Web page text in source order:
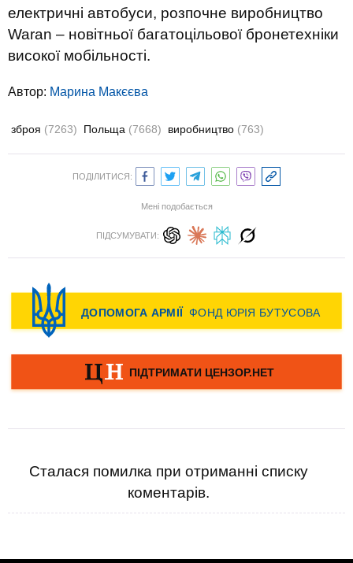
електричні автобуси, розпочне виробництво
Waran – новітньої багатоцільової бронетехніки
високої мобільності.
Автор: Марина Макєєва
зброя (7263) Польща (7668) виробництво (763)
ПОДІЛИТИСЯ:
Мені подобається
ПІДСУМУВАТИ:
Сталася помилка при отриманні списку
коментарів.